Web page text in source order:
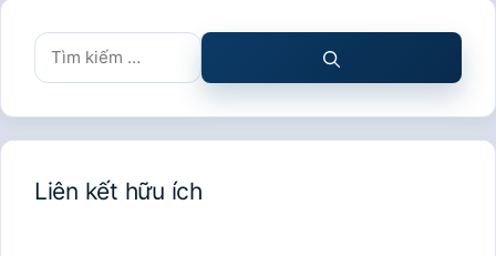
Tìm
kiếm
Liên kết hữu ích